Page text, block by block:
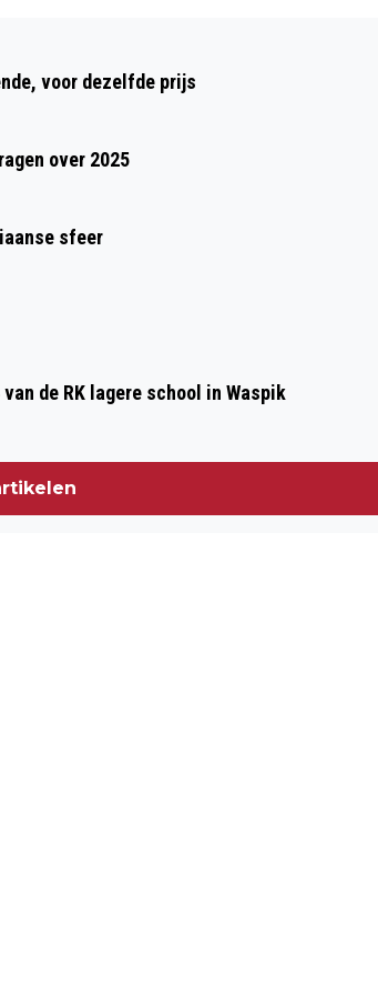
DRAAIEN IN EEN NOODSITUATIE?
voor dezelfde prijs
over 2025
sfeer
de RK lagere school in Waspik